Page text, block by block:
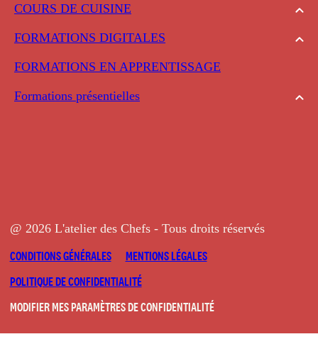
COURS DE CUISINE
FORMATIONS DIGITALES
FORMATIONS EN APPRENTISSAGE
Formations présentielles
@ 2026 L'atelier des Chefs - Tous droits réservés
CONDITIONS GÉNÉRALES
MENTIONS LÉGALES
POLITIQUE DE CONFIDENTIALITÉ
MODIFIER MES PARAMÈTRES DE CONFIDENTIALITÉ